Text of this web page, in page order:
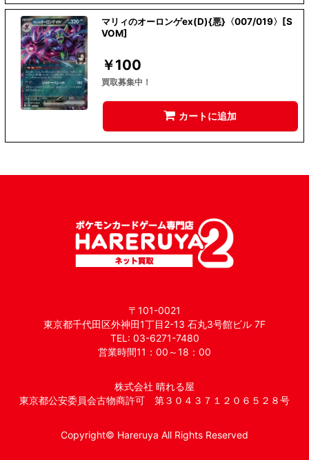
マリィのオーロンゲex(D){悪}〈007/019〉[S
VOM]
￥100
買取募集中！
カートに追加
〒101-0021
東京都千代田区外神田1丁目2-13 石丸3号館ビル 7F
TEL: 03-6271-7480
営業時間11：00～18：00
株式会社 晴れる屋
東京都公安委員会古物商許可 第３０４３７１２０６５２８号
Copyright© Hareruya All Rights Reserved